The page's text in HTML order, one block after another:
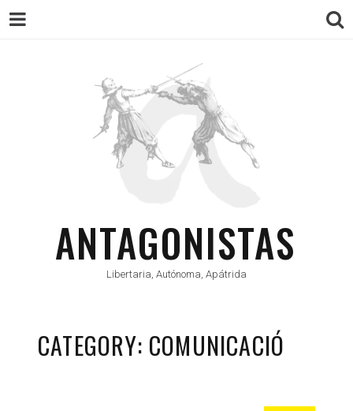
ANTAGONISTAS
Libertaria, Autónoma, Apátrida
CATEGORY: COMUNICACIÓ